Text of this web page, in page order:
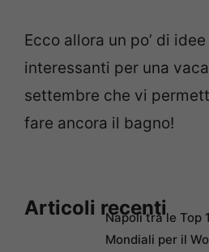
Ecco allora un po’ di
interessanti per una
settembre che vi
fare ancora il bagno!
Articoli recenti
Napoli tra le Top
Mondiali per il